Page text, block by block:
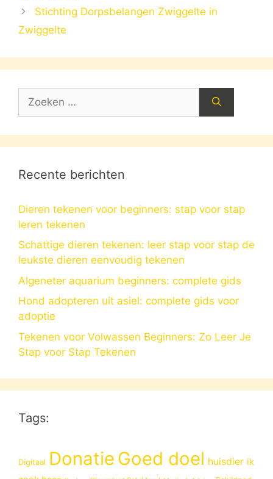
Stichting Dorpsbelangen Zwiggelte in
Zwiggelte
naar:
Recente berichten
Dieren tekenen voor beginners: stap voor stap
leren tekenen
Schattige dieren tekenen: leer stap voor stap de
leukste dieren eenvoudig tekenen
Algeneter aquarium beginners: complete gids
Hond adopteren uit asiel: complete gids voor
adoptie
Tekenen voor Volwassen Beginners: Zo Leer Je
Stap voor Stap Tekenen
Tags:
Digitaal Donatie Goed doel huisdier ik